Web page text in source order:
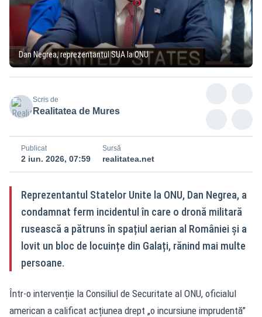
Dan Negrea, reprezentantul SUA la ONU
Scris de
Realitatea de Mures
Publicat
2 iun. 2026, 07:59
Sursă
realitatea.net
Reprezentantul Statelor Unite la ONU, Dan Negrea, a
condamnat ferm incidentul în care o dronă militară
rusească a pătruns în spațiul aerian al României și a
lovit un bloc de locuințe din Galați, rănind mai multe
persoane.
Într-o intervenție la Consiliul de Securitate al ONU, oficialul
american a calificat acțiunea drept „o incursiune imprudentă”